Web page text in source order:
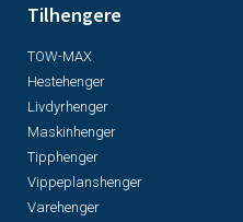
Tilhengere
TOW-MAX
Hestehenger
Livdyrhenger
Maskinhenger
Tipphenger
Vippeplanshenger
Varehenger